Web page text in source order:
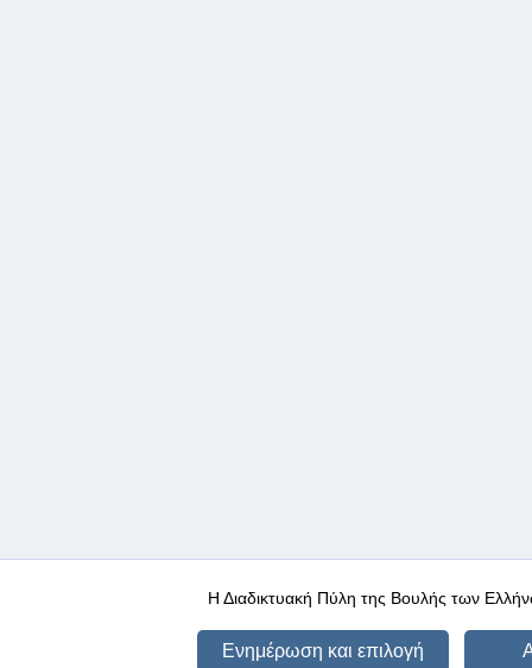
Η Διαδικτυακή Πύλη της Βουλής των
Ενημέρωση και επιλογή